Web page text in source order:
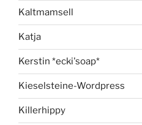
Kaltmamsell
Katja
Kerstin *ecki'soap*
Kieselsteine-Wordpress
Killerhippy